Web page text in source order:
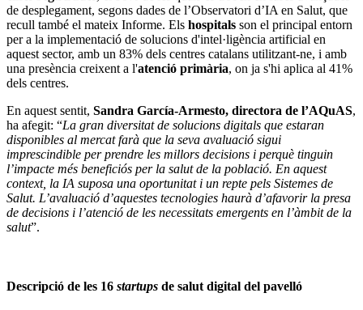
de desplegament, segons dades de l’Observatori d’IA en Salut, que
recull també el mateix Informe. Els hospitals son el principal entorn
per a la implementació de solucions d'intel·ligència artificial en
aquest sector, amb un 83% dels centres catalans utilitzant-ne, i amb
una presència creixent a l'atenció primària, on ja s'hi aplica al 41%
dels centres.
En aquest sentit, Sandra García-Armesto, directora de l’AQuAS,
ha afegit: “La gran diversitat de solucions digitals que estaran
disponibles al mercat farà que la seva avaluació sigui
imprescindible per prendre les millors decisions i perquè tinguin
l’impacte més beneficiós per la salut de la població. En aquest
context, la IA suposa una oportunitat i un repte pels Sistemes de
Salut. L’avaluació d’aquestes tecnologies haurà d’afavorir la presa
de decisions i l’atenció de les necessitats emergents en l’àmbit de la
salut”.
Descripció de les 16 startups de salut digital del pavelló